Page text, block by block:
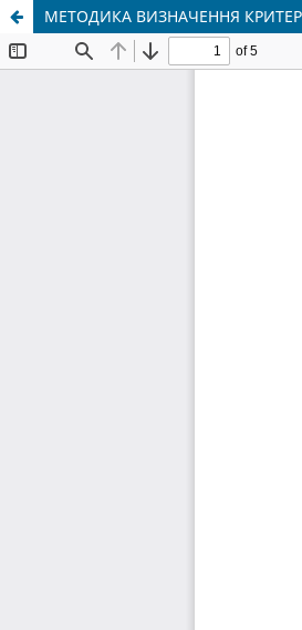
МЕТОДИКА ВИЗНАЧЕННЯ